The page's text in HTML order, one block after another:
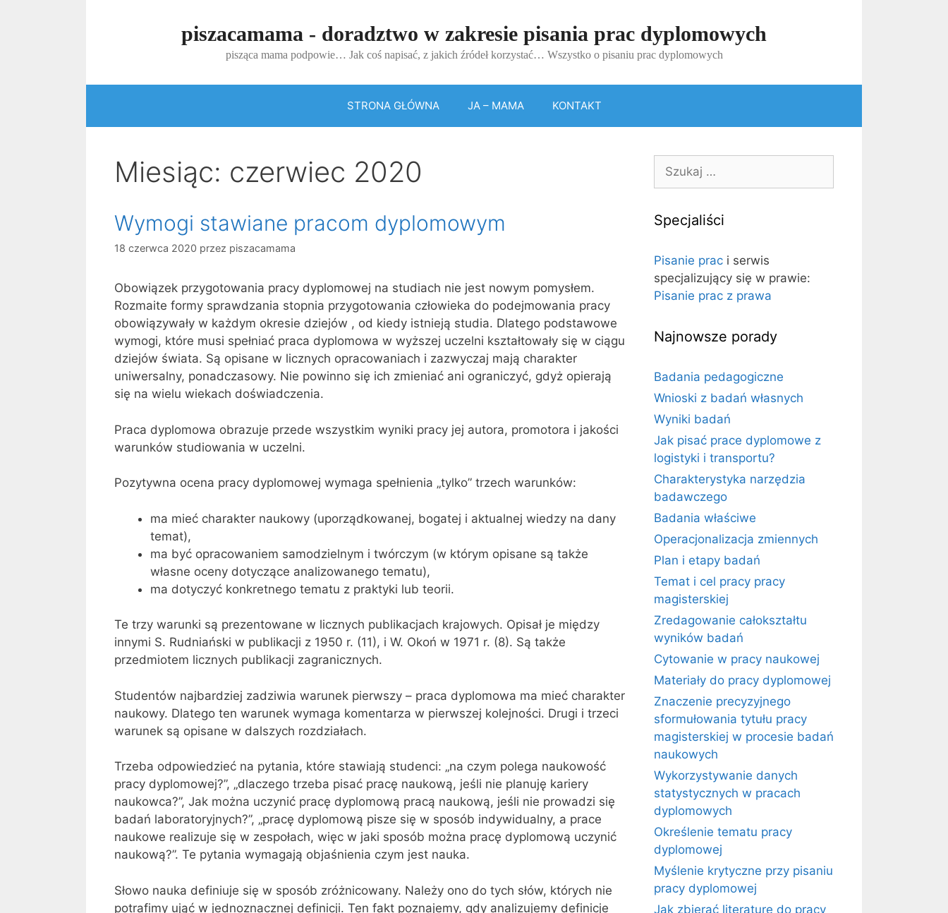
piszacamama - doradztwo w zakresie pisania prac dyplomowych
pisząca mama podpowie… Jak coś napisać, z jakich źródeł korzystać… Wszystko o pisaniu prac dyplomowych
STRONA GŁÓWNA JA – MAMA KONTAKT
Miesiąc: czerwiec 2020
Wymogi stawiane pracom dyplomowym
18 czerwca 2020 przez piszacamama
Obowiązek przygotowania pracy dyplomowej na studiach nie jest nowym pomy­słem.
Rozmaite formy sprawdzania stopnia przygotowania człowieka do podejmowania pracy
obowiązywały w każdym okresie dziejów , od kiedy istnieją studia. Dlatego podstawowe
wymogi, które musi spełniać praca dyplo­mowa w wyższej uczelni kształtowały się w ciągu
dziejów świata. Są opisane w licznych opracowaniach i zazwyczaj mają charakter
uniwersalny, ponadczasowy. Nie powinno się ich zmieniać ani ograniczyć, gdyż opierają
się na wielu wiekach doświadczenia.
Praca dyplomowa obrazuje przede wszystkim wyniki pracy jej autora, promotora i jakości
warunków studiowania w uczelni.
Pozytywna ocena pracy dyplomowej wymaga spełnienia „tylko” trzech warunków:
ma mieć charakter naukowy (uporządkowanej, bogatej i aktual­nej wiedzy na dany
temat),
ma być opracowaniem samodzielnym i twórczym (w którym opisa­ne są także
własne oceny dotyczące analizowanego tematu),
ma dotyczyć konkretnego tematu z praktyki lub teorii.
Te trzy warunki są prezentowane w licznych publikacjach krajowych. Opi­sał je między
innymi S. Rudniański w publikacji z 1950 r. (11), i W. Okoń w 1971 r. (8). Są także
przedmiotem licznych publikacji zagranicznych.
Studentów najbardziej zadziwia warunek pierwszy – praca dyplomowa ma mieć charakter
naukowy. Dlatego ten warunek wymaga komentarza w pierw­szej kolejności. Drugi i trzeci
warunek są opisane w dalszych rozdziałach.
Trzeba odpowiedzieć na pytania, które stawiają studenci: „na czym polega naukowość
pracy dyplomowej?”, „dlaczego trzeba pisać pracę naukową, jeśli nie planuję kariery
naukowca?”, Jak można uczynić pracę dyplomową pracą naukową, jeśli nie prowadzi się
badań laboratoryjnych?”, „pracę dyplomową pisze się w sposób indywidualny, a prace
naukowe realizuje się w zespołach, więc w jaki sposób można pracę dyplomową uczynić
naukową?”. Te pytania wymagają objaśnienia czym jest nauka.
Słowo nauka definiuje się w sposób zróżnicowany. Należy ono do tych słów, których nie
potrafimy ująć w jednoznacznej definicji. Ten fakt poznajemy, gdy analizujemy definicje
Szukaj:
Specjaliści
Pisanie prac i serwis
specjalizujący się w prawie:
Pisanie prac z prawa
Najnowsze porady
Badania pedagogiczne
Wnioski z badań własnych
Wyniki badań
Jak pisać prace dyplomowe z
logistyki i transportu?
Charakterystyka narzędzia
badawczego
Badania właściwe
Operacjonalizacja zmiennych
Plan i etapy badań
Temat i cel pracy pracy
magisterskiej
Zredagowanie całokształtu
wyników badań
Cytowanie w pracy naukowej
Materiały do pracy dyplomowej
Znaczenie precyzyjnego
sformułowania tytułu pracy
magisterskiej w procesie badań
naukowych
Wykorzystywanie danych
statystycznych w pracach
dyplomowych
Określenie tematu pracy
dyplomowej
Myślenie krytyczne przy pisaniu
pracy dyplomowej
Jak zbierać literaturę do pracy